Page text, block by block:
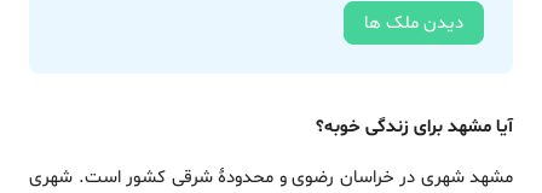
دیدن ملک ها
آیا مشهد برای زندگی خوبه؟
مشهد شهری در خراسان رضوی و محدودۀ شرقی کشور است. شهری